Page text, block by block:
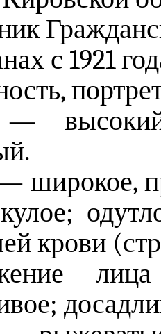
с 1921
широкое,
крови